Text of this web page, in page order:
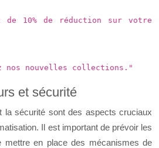
de 10% de réduction sur votre
nos nouvelles collections."
et sécurité
la sécurité sont des aspects cruciaux
Il est important de prévoir les
mettre en place des mécanismes de